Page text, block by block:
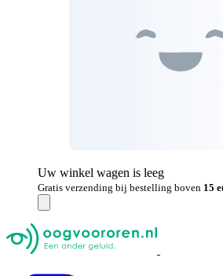
Uw winkel wagen is leeg
Gratis verzending bij bestelling boven 15